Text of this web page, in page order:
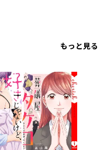
もっと見る